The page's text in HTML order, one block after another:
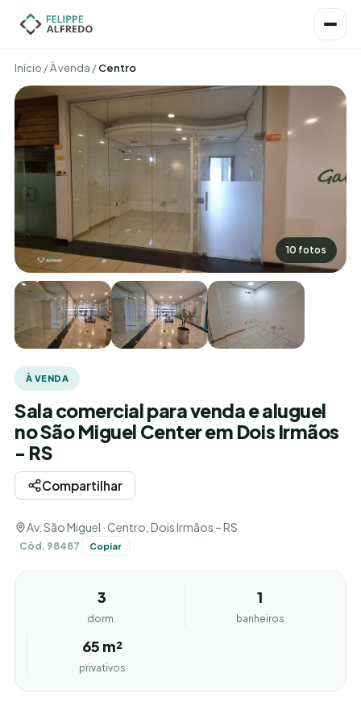
Início /À venda /Centro
10 fotos
À VENDA
Sala comercial para venda e aluguel
no São Miguel Center em Dois Irmãos
- RS
Compartilhar
Av. São Miguel · Centro, Dois Irmãos – RS
Cód. 98487 Copiar
3
dorm.
1
banheiros
65 m²
privativos